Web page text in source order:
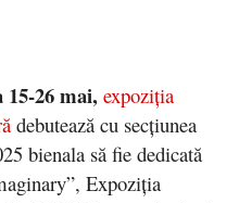
26 mai, expoziția
debutează cu secțiunea
bienala să fie dedicată
Expoziția